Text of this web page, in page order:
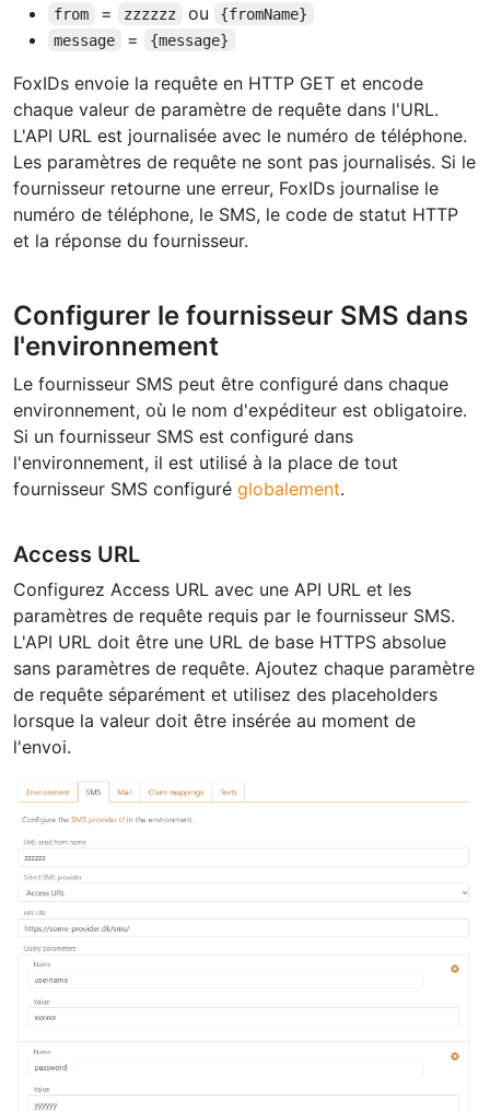
from
= zzzzzz ou
{fromName}
message
= {message}
FoxIDs envoie la requête en HTTP GET et encode
chaque valeur de paramètre de requête dans l'URL.
L'API URL est journalisée avec le numéro de téléphone.
Les paramètres de requête ne sont pas journalisés. Si le
fournisseur retourne une erreur, FoxIDs journalise le
numéro de téléphone, le SMS, le code de statut HTTP
et la réponse du fournisseur.
Configurer le fournisseur SMS dans
l'environnement
Le fournisseur SMS peut être configuré dans chaque
environnement, où le nom d'expéditeur est obligatoire.
Si un fournisseur SMS est configuré dans
l'environnement, il est utilisé à la place de tout
fournisseur SMS configuré globalement.
Access URL
Configurez Access URL avec une API URL et les
paramètres de requête requis par le fournisseur SMS.
L'API URL doit être une URL de base HTTPS absolue
sans paramètres de requête. Ajoutez chaque paramètre
de requête séparément et utilisez des placeholders
lorsque la valeur doit être insérée au moment de
l'envoi.